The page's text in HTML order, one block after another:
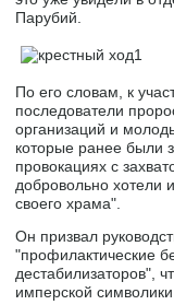
Парубий.
По его словам, к
последователи
организаций и
которые ранее были
провокациях с
добровольно хотели
своего храма".
Он призвал
"профилактические
дестабилизаторов",
имперской